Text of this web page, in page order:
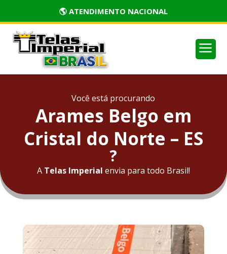
🏅 PRODUTOS CERTIFICADOS
a
Você está procurando
Arames Belgo em
Cristal do Norte – ES
?
A Telas Imperial envia para todo Brasil!